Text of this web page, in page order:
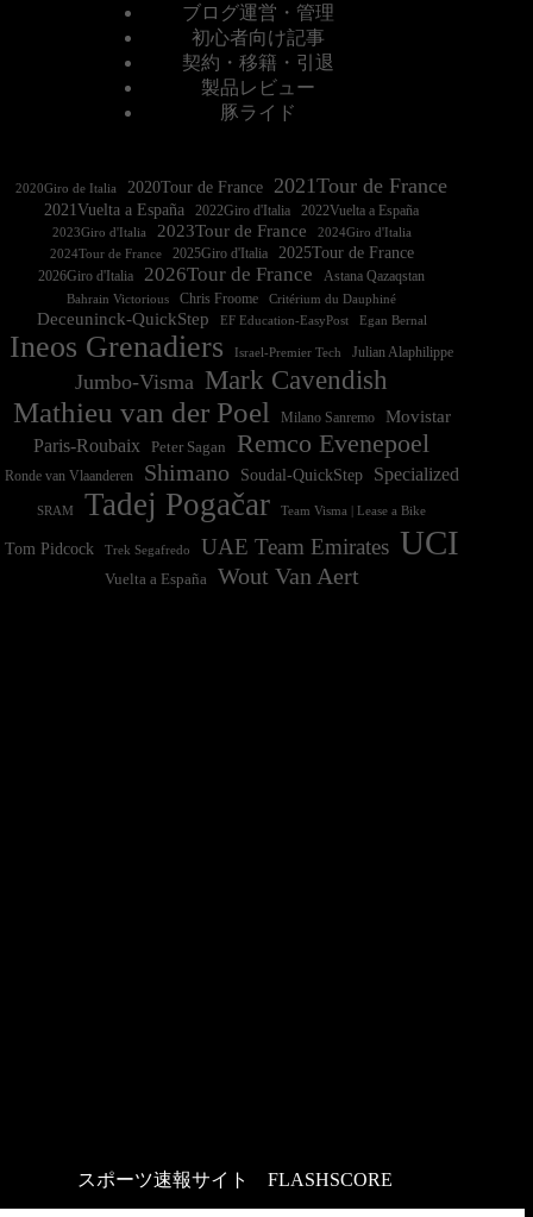
ブログ運営・管理
初心者向け記事
契約・移籍・引退
製品レビュー
豚ライド
2020Giro de Italia 2020Tour de France 2021Tour de France
2021Vuelta a España 2022Vuelta a España
2023Giro d'Italia 2023Tour de France
2024Tour de France
2025Giro d'Italia 2025Tour de France
2026Giro d'Italia 2026Tour de France Astana Qazaqstan
Bahrain Victorious Chris Froome Critérium du Dauphiné
Deceuninck-QuickStep EF Education-EasyPost Egan Bernal
Ineos Grenadiers Israel-Premier Tech Julian Alaphilippe
Jumbo-Visma Mark Cavendish
Mathieu van der Poel Milano Sanremo
Movistar
Paris-Roubaix
Peter Sagan Remco Evenepoel
Ronde van Vlaanderen Shimano Soudal-QuickStep Specialized
SRAM Tadej Pogačar Team Visma | Lease a Bike
Tom Pidcock Trek Segafredo UAE Team Emirates UCI
Vuelta a España Wout Van Aert
スポーツ速報サイト FLASHSCORE